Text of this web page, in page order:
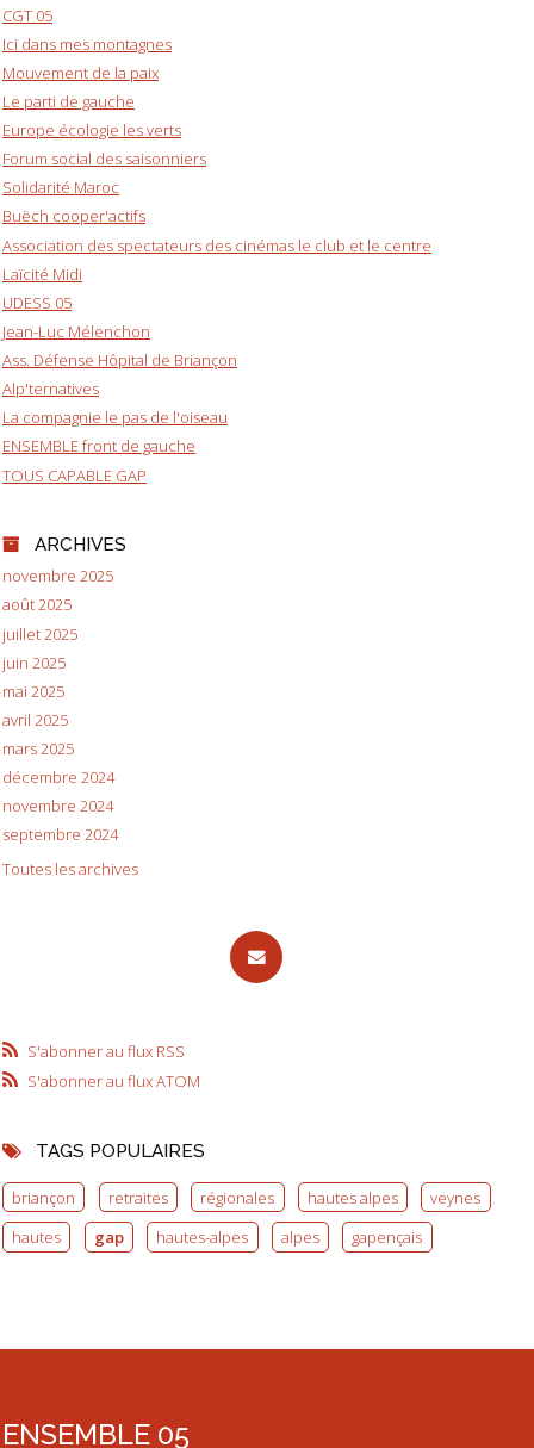
CGT 05
Ici dans mes montagnes
Mouvement de la paix
Le parti de gauche
Europe écologie les verts
Forum social des saisonniers
Solidarité Maroc
Buëch cooper'actifs
Association des spectateurs des cinémas le club et le centre
Laïcité Midi
UDESS 05
Jean-Luc Mélenchon
Ass. Défense Hôpital de Briançon
Alp'ternatives
La compagnie le pas de l'oiseau
ENSEMBLE front de gauche
TOUS CAPABLE GAP
ARCHIVES
novembre 2025
août 2025
juillet 2025
juin 2025
mai 2025
avril 2025
mars 2025
décembre 2024
novembre 2024
septembre 2024
Toutes les archives
S'abonner au flux RSS
S'abonner au flux ATOM
TAGS POPULAIRES
briançon retraites régionales hautes alpes
veynes
hautes
gap hautes-alpes alpes gapençais
ENSEMBLE 05